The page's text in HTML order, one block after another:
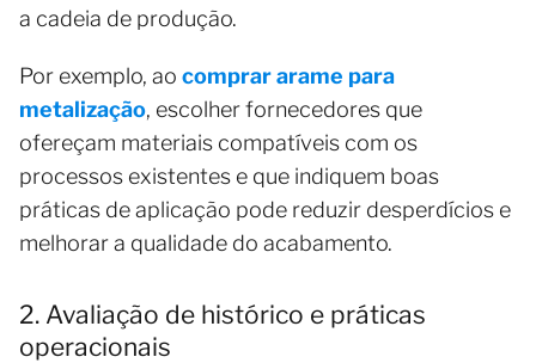
a cadeia de produção.
Por exemplo, ao comprar arame para
metalização, escolher fornecedores que
ofereçam materiais compatíveis com os
processos existentes e que indiquem boas
práticas de aplicação pode reduzir desperdícios e
melhorar a qualidade do acabamento.
2. Avaliação de histórico e práticas
operacionais